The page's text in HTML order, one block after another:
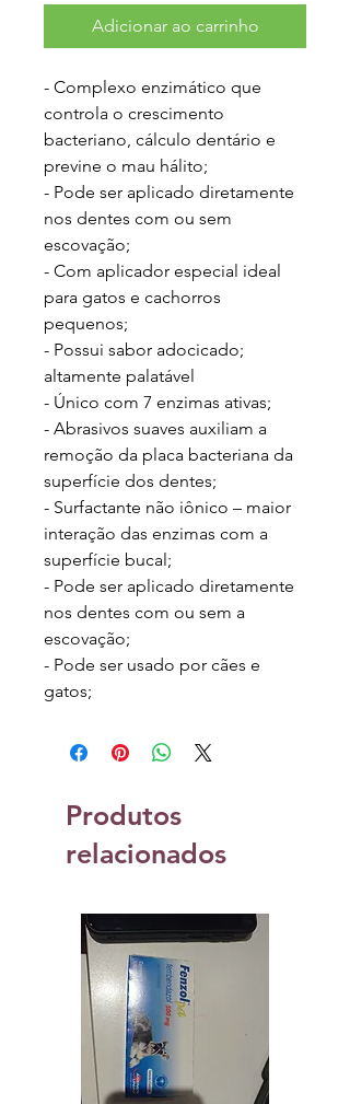
Adicionar ao carrinho
- Complexo enzimático que
controla o crescimento
bacteriano, cálculo dentário e
previne o mau hálito;
- Pode ser aplicado diretamente
nos dentes com ou sem
escovação;
- Com aplicador especial ideal
para gatos e cachorros
pequenos;
- Possui sabor adocicado;
altamente palatável
- Único com 7 enzimas ativas;
- Abrasivos suaves auxiliam a
remoção da placa bacteriana da
superfície dos dentes;
- Surfactante não iônico – maior
interação das enzimas com a
superfície bucal;
- Pode ser aplicado diretamente
nos dentes com ou sem a
escovação;
- Pode ser usado por cães e
gatos;
Produtos
relacionados